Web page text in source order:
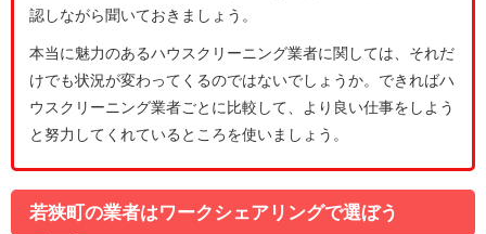
認しながら聞いておきましょう。
本当に魅力のあるハウスクリーニング業者に関しては、それだ
けでも状況が変わってくるのではないでしょうか。できればハ
ウスクリーニング業者ごとに比較して、より良い仕事をしよう
と努力してくれているところを使いましょう。
若狭町の業者はワークシェアリングで選ぼう